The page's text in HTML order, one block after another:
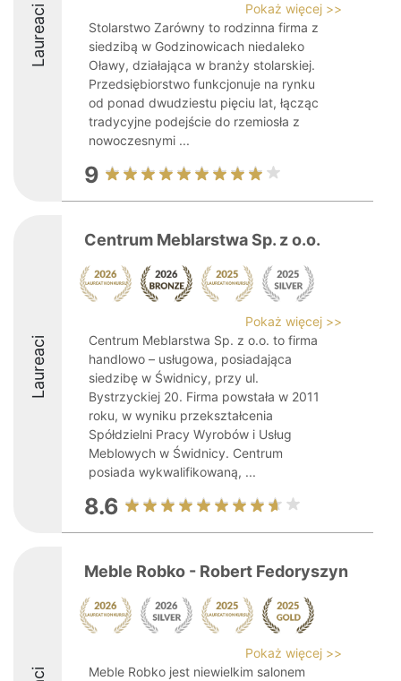
Laureaci
Pokaż więcej >>
Stolarstwo Zarówny to rodzinna firma z
siedzibą w Godzinowicach niedaleko
Oławy, działająca w branży stolarskiej.
Przedsiębiorstwo funkcjonuje na rynku
od ponad dwudziestu pięciu lat, łącząc
tradycyjne podejście do rzemiosła z
nowoczesnymi ...
9
Laureaci
Centrum Meblarstwa Sp. z o.o.
Pokaż więcej >>
Centrum Meblarstwa Sp. z o.o. to firma
handlowo – usługowa, posiadająca
siedzibę w Świdnicy, przy ul.
Bystrzyckiej 20. Firma powstała w 2011
roku, w wyniku przekształcenia
Spółdzielni Pracy Wyrobów i Usług
Meblowych w Świdnicy. Centrum
posiada wykwalifikowaną, ...
8.6
Meble Robko - Robert Fedoryszyn
Pokaż więcej >>
Meble Robko jest niewielkim salonem